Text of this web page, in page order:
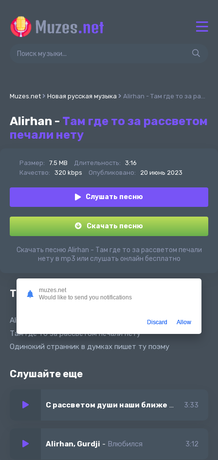
Muzes.net Новая русская музыка Alirhan - Там где то за рассветом печали нету
Alirhan - Там где то за рассветом
печали нету
Размер: 7.5 MB Длительность:
3:16
Качество:
320 kbps Опубликовано: 20 июнь 2023
Слушать песню
Скачать песню
Скачать песню Alirhan - Там где то за рассветом печали
нету в mp3 или слушать онлайн бесплатно
Текст песни
Alirhan - За рассветом
Там где то за рассветом печали нету
Одинокий странник в думках пишет ту поэму
Слушайте еще
С рассветом души наши ближе Filatov,
3:33
Alirhan, Gurdji - Влюбился 3:12
muzes.net
Would like to send you notifications
Discard Allow